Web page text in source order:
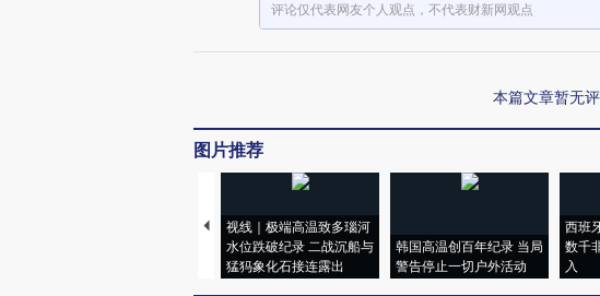
评论仅代表网友个人观点，不代表财新网观点
本篇文章暂无
图片推荐
视线｜极端高温致多瑙河
水位跌破纪录 二战沉船与
猛犸象化石接连露出
韩国高温创百年纪录 当局
警告停止一切户外活动
西班
数千
入